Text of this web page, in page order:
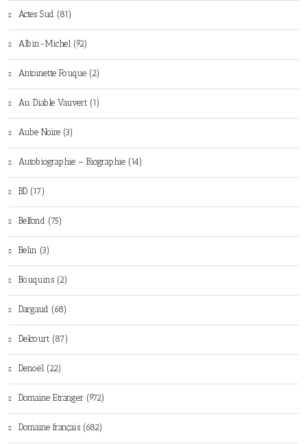
Actes Sud (81)
Albin-Michel (92)
Antoinette Fouque (2)
Au Diable Vauvert (1)
Aube Noire (3)
Autobiographie – Biographie (14)
BD (17)
Belfond (75)
Belin (3)
Bouquins (2)
Dargaud (68)
Delcourt (87)
Denoël (22)
Domaine Etranger (972)
Domaine français (682)